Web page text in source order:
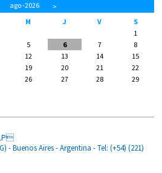
ago-2026
>
M J V
S
1
5 6 7
8
12 13 14
15
19 20 21
22
26 27 28
29
- Buenos Aires - Argentina - Tel: (+54) (221)